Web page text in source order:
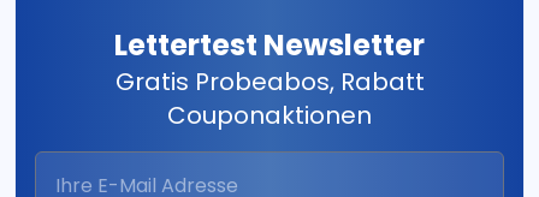
Lettertest Newsletter
Gratis Probeabos, Rabatt
Couponaktionen